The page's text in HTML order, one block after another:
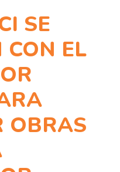
SE
CON EL
OBRAS